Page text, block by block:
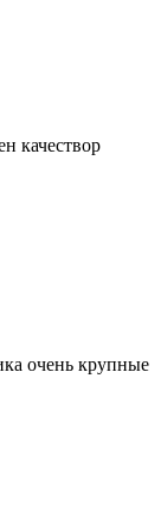
качествор
очень крупные